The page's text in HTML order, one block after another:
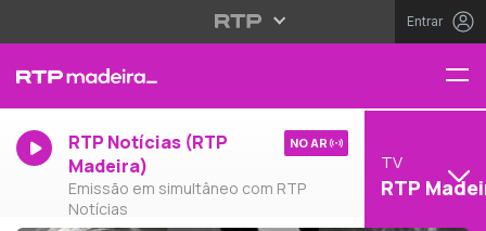
Entrar
RTP Notícias (RTP
Madeira)
Emissão em simultâneo com RTP
Notícias
NO AR
TV
RTP